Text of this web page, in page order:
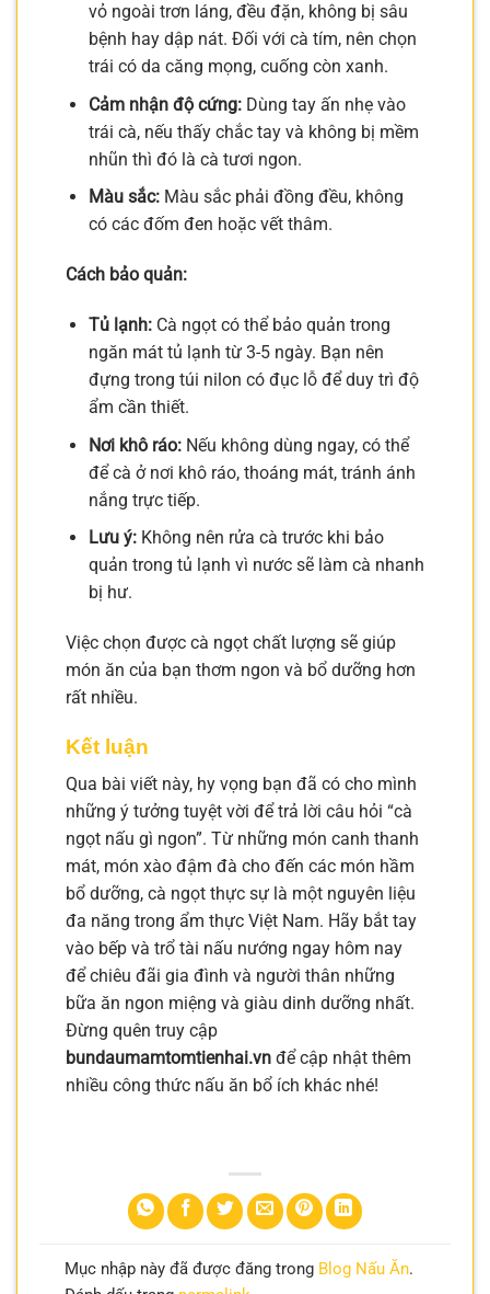
vỏ ngoài trơn láng, đều đặn, không bị sâu
bệnh hay dập nát. Đối với cà tím, nên chọn
trái có da căng mọng, cuống còn xanh.
Cảm nhận độ cứng:Dùng tay ấn nhẹ vào
trái cà, nếu thấy chắc tay và không bị mềm
nhũn thì đó là cà tươi ngon.
Màu sắc:Màu sắc phải đồng đều, không
có các đốm đen hoặc vết thâm.
Cách bảo quản:
Tủ lạnh:Cà ngọt có thể bảo quản trong
ngăn mát tủ lạnh từ 3-5 ngày. Bạn nên
đựng trong túi nilon có đục lỗ để duy trì độ
ẩm cần thiết.
Nơi khô ráo:Nếu không dùng ngay, có thể
để cà ở nơi khô ráo, thoáng mát, tránh ánh
nắng trực tiếp.
Lưu ý:Không nên rửa cà trước khi bảo
quản trong tủ lạnh vì nước sẽ làm cà nhanh
bị hư.
Việc chọn được cà ngọt chất lượng sẽ giúp
món ăn của bạn thơm ngon và bổ dưỡng hơn
rất nhiều.
Kết luận
Qua bài viết này, hy vọng bạn đã có cho mình
những ý tưởng tuyệt vời để trả lời câu hỏi “cà
ngọt nấu gì ngon”. Từ những món canh thanh
mát, món xào đậm đà cho đến các món hầm
bổ dưỡng, cà ngọt thực sự là một nguyên liệu
đa năng trong ẩm thực Việt Nam. Hãy bắt tay
vào bếp và trổ tài nấu nướng ngay hôm nay
để chiêu đãi gia đình và người thân những
bữa ăn ngon miệng và giàu dinh dưỡng nhất.
Đừng quên truy cập
bundaumamtomtienhai.vn để cập nhật thêm
nhiều công thức nấu ăn bổ ích khác nhé!
Mục nhập này đã được đăng trong Blog Nấu Ăn.